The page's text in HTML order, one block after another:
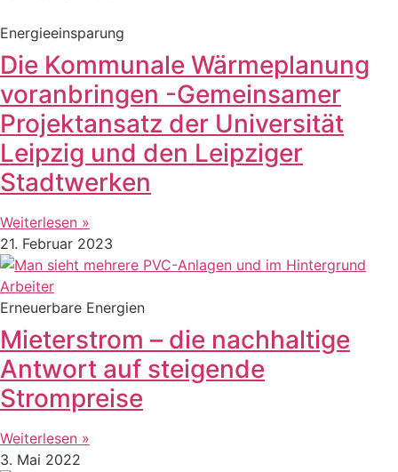
Energieeinsparung
Die Kommunale Wärmeplanung
voranbringen -Gemeinsamer
Projektansatz der Universität
Leipzig und den Leipziger
Stadtwerken
Weiterlesen »
21. Februar 2023
Erneuerbare Energien
Mieterstrom – die nachhaltige
Antwort auf steigende
Strompreise
Weiterlesen »
3. Mai 2022